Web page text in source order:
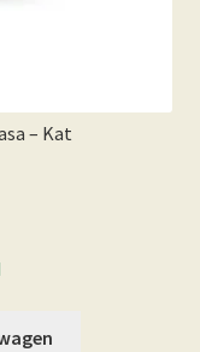
– Kat